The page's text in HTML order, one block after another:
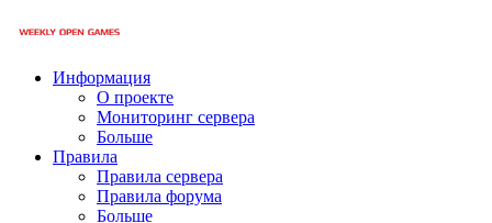
Информация
О проекте
Мониторинг сервера
Больше
Правила
Правила сервера
Правила форума
Больше